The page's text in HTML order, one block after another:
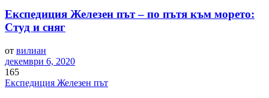
Експедиция Железен път – по пътя към морето:
Студ и сняг
от вилиан
декември 6, 2020
165
Експедиция Железен път